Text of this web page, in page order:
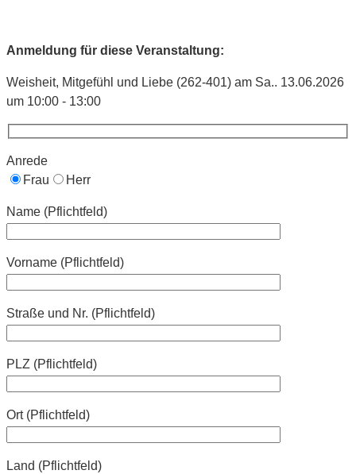
Anmeldung für diese Veranstaltung:
Weisheit, Mitgefühl und Liebe (262-401) am Sa.. 13.06.2026
um 10:00 - 13:00
Anrede
Frau
Herr
Name (Pflichtfeld)
Vorname (Pflichtfeld)
Straße und Nr. (Pflichtfeld)
PLZ (Pflichtfeld)
Ort (Pflichtfeld)
Land (Pflichtfeld)